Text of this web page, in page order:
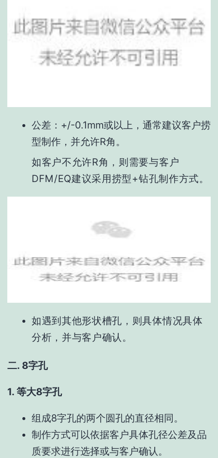
公差：+/-0.1mm或以上，通常建议客户捞
型制作，并允许R角。
如客户不允许R角，则需要与客户
DFM/EQ建议采用捞型+钻孔制作方式。
如遇到其他形状槽孔，则具体情况具体
分析，并与客户确认。
二. 8字孔
1. 等大8字孔
组成8字孔的两个圆孔的直径相同。
制作方式可以依据客户具体孔径公差及品
质要求进行选择或与客户确认。